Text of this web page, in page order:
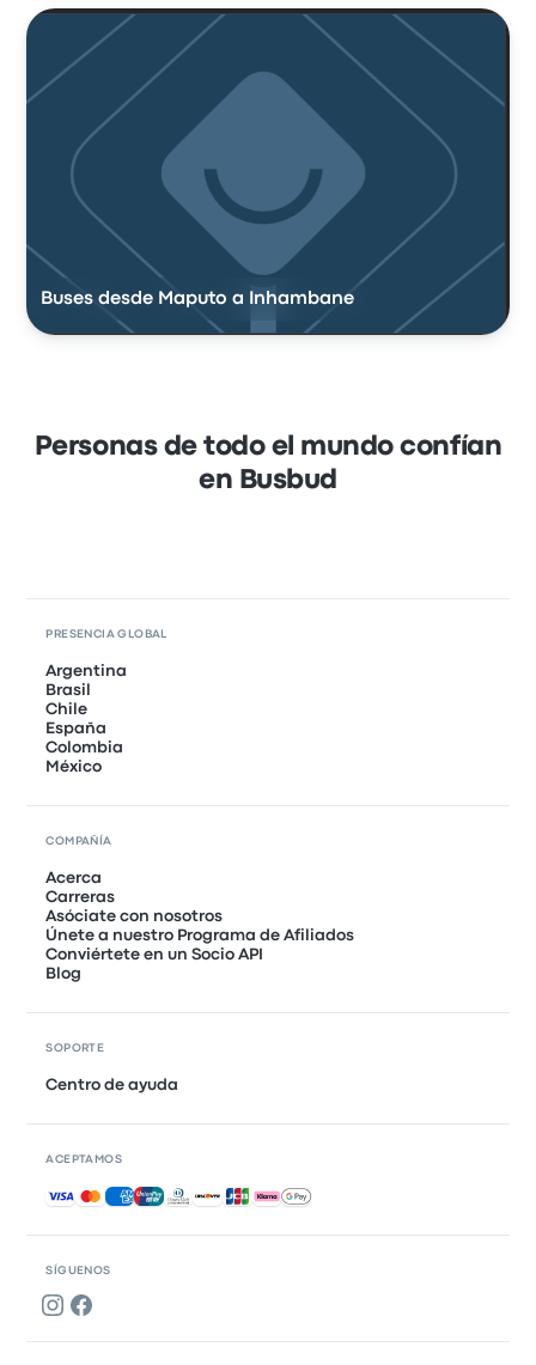
Buses desde Maputo a Inhambane
Personas de todo el mundo confían
en Busbud
SÍGUENOS
PRESENCIA GLOBAL
Argentina
Brasil
Chile
España
Colombia
México
COMPAÑÍA
Acerca
Carreras
Asóciate con nosotros
Únete a nuestro Programa de Afiliados
Conviértete en un Socio API
Blog
SOPORTE
Centro de ayuda
ACEPTAMOS
Pagos aceptados